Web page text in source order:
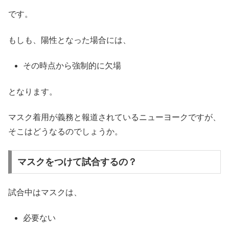
です。
もしも、陽性となった場合には、
その時点から強制的に欠場
となります。
マスク着用が義務と報道されているニューヨークですが、
そこはどうなるのでしょうか。
マスクをつけて試合するの？
試合中はマスクは、
必要ない